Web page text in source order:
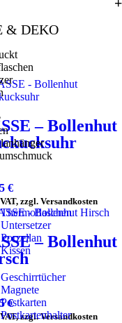
& DEKO
Thermoflaschen
Untersetzer
Porzellan
Kissen
Geschirrtücher
Magnete
Postkarten
Postkartenhalter
– Bollenhut
€
zzgl. Versandkosten
– Bollenhut
€
zzgl. Versandkosten